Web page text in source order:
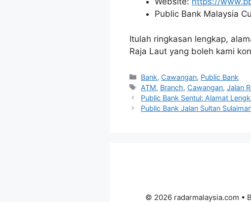
Public Bank Malaysia
Itulah ringkasan lengkap,
Raja Laut yang boleh kami
Categories
Bank, Cawangan, Public Bank
Tags
ATM, Branch, Cawangan,Jalan
Public Bank Sentul: Alamat
Public Bank Jalan Sultan
© 2026 radarmalaysia.com •